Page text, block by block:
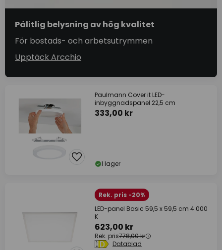
Pålitlig belysning av hög kvalitet
För bostads- och arbetsutrymmen
Upptäck Arcchio
Paulmann Cover it LED-
inbyggnadspanel 22,5 cm
333,00 kr
I lager
Rek. pris -20%
LED-panel Basic 59,5 x 59,5 cm 4 000
K
623,00 kr
Rek. pris778,00 kr
Datablad